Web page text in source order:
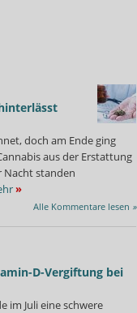
doch am Ende ging
aus der Erstattung
Nacht standen
»
Alle Kommentare lesen »
D-Vergiftung bei
im Juli eine schwere